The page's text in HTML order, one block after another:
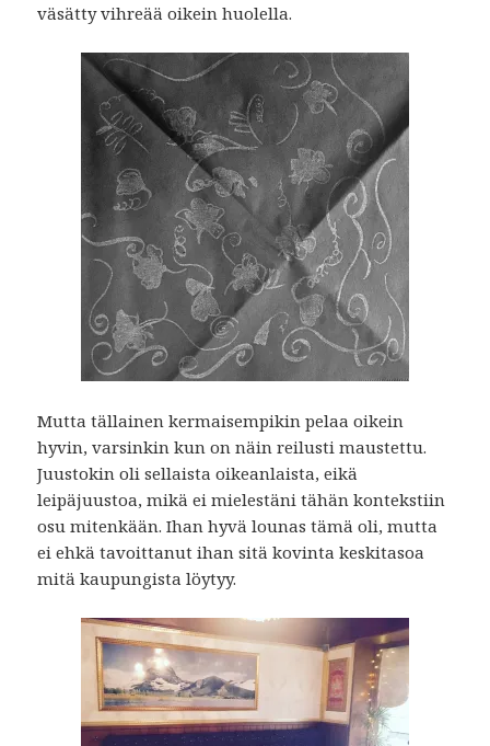
väsätty vihreää oikein huolella.
Mutta tällainen kermaisempikin pelaa oikein
hyvin, varsinkin kun on näin reilusti maustettu.
Juustokin oli sellaista oikeanlaista, eikä
leipäjuustoa, mikä ei mielestäni tähän kontekstiin
osu mitenkään. Ihan hyvä lounas tämä oli, mutta
ei ehkä tavoittanut ihan sitä kovinta keskitasoa
mitä kaupungista löytyy.